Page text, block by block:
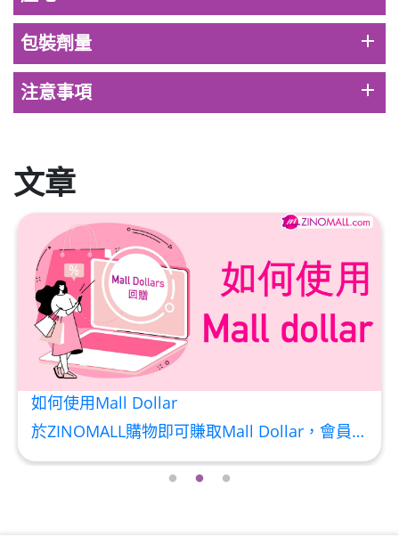
HKD$88
(到期日2027年2月)
包裝劑量 add
注意事項 add
文章
如何使用Mall Dollar
於ZINOMALL購物即可賺取Mall Dollar，會員每次購物折實後每滿HK$100，即可賺取$5 Mall Dollar回贈。Mall Dollar 將會於訂單派送成功後7-14個工作天內自動加至客人户口。下次購物時，每 $1 Mall Dollar 即可當 HK$1 使用。 Step 1 請輸入電郵及密碼後按【登入】或直接連結Facebook 登入 Step 2 挑選合適貨品後，輸入購買數量，然後按【加入購物車】 Step 3 按一下右上角的購物車圖案 ,